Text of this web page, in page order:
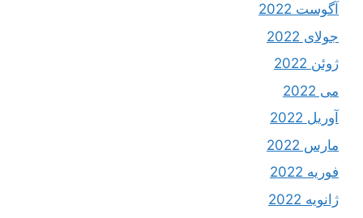
آگوست 2022
جولای 2022
ژوئن 2022
می 2022
آوریل 2022
مارس 2022
فوریه 2022
ژانویه 2022